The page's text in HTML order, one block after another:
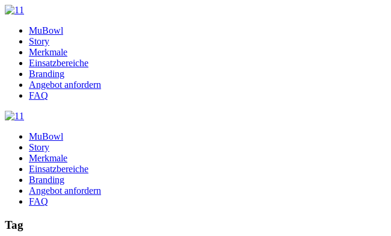
MuBowl
Story
Merkmale
Einsatzbereiche
Branding
Angebot anfordern
FAQ
MuBowl
Story
Merkmale
Einsatzbereiche
Branding
Angebot anfordern
FAQ
Tag